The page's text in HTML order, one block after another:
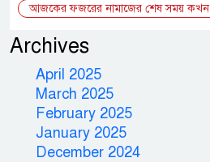
আজকের ফজরের নামাজের শেষ সময় কখন
Archives
April 2025
March 2025
February 2025
January 2025
December 2024